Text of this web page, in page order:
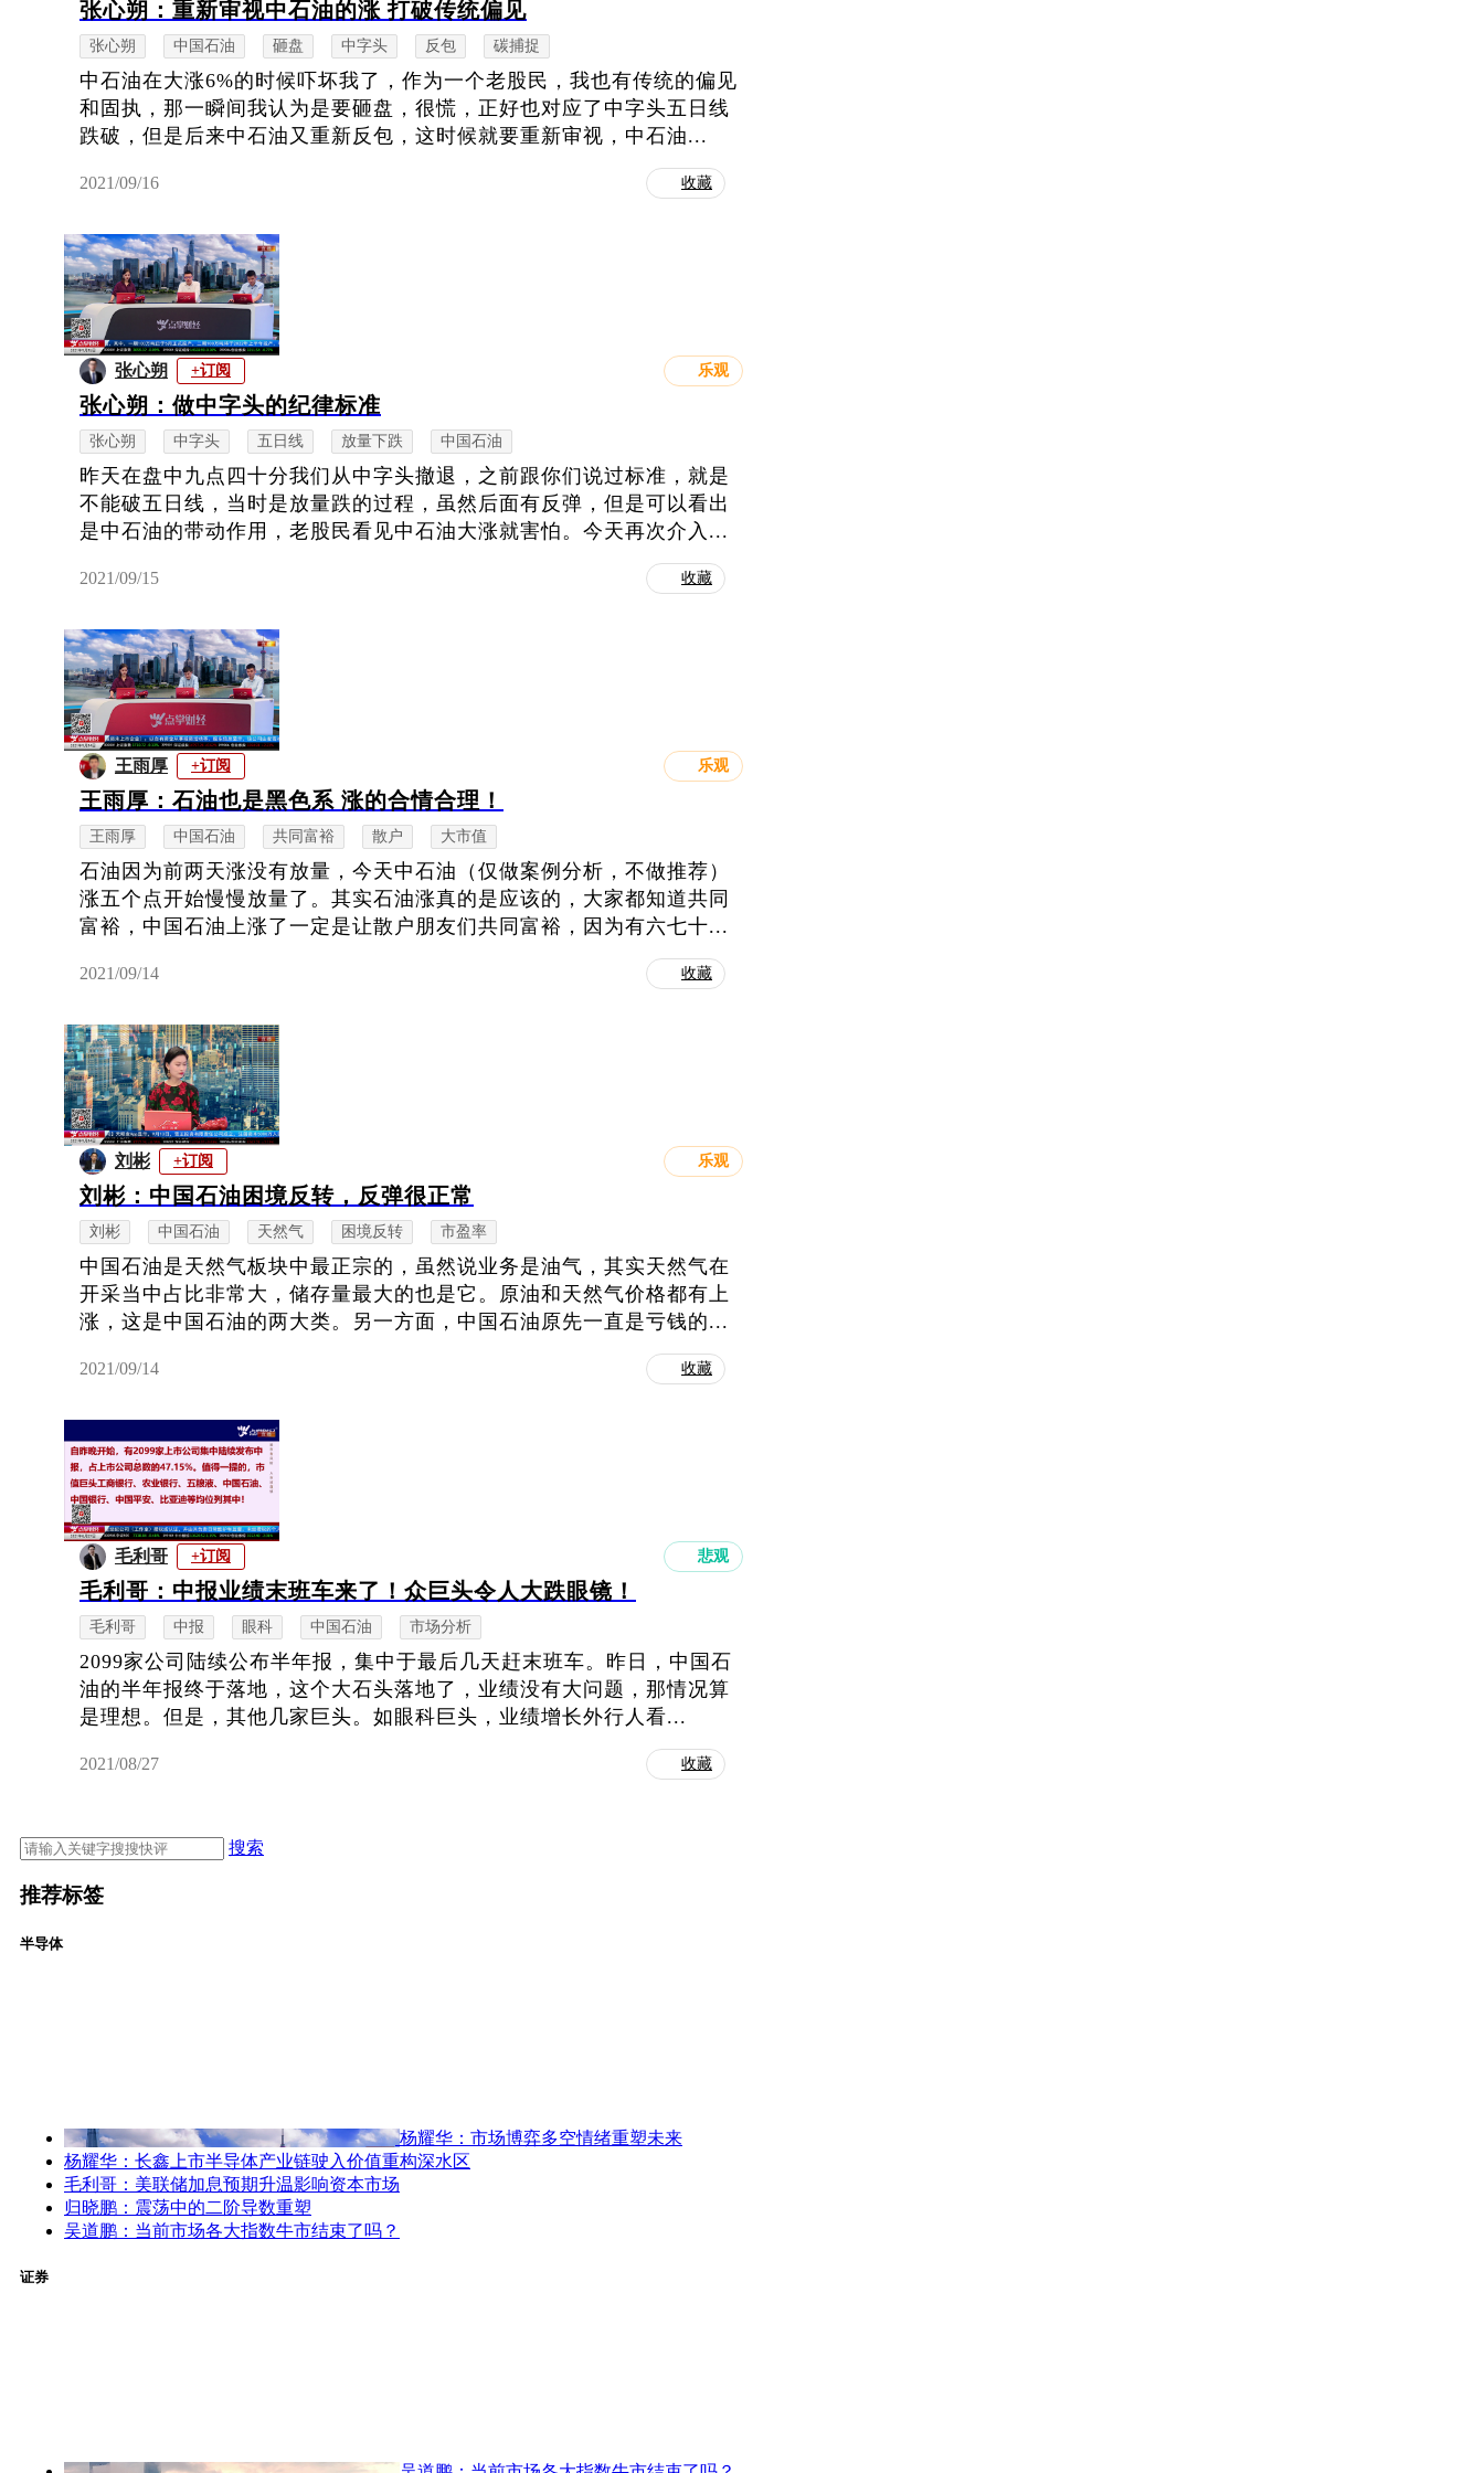
张心朔：重新审视中石油的涨 打破传统偏见
张心朔 中国石油 砸盘 中字头 反包 碳捕捉
中石油在大涨6%的时候吓坏我了，作为一个老股民，我也有传统的偏见
和固执，那一瞬间我认为是要砸盘，很慌，正好也对应了中字头五日线
跌破，但是后来中石油又重新反包，这时候就要重新审视，中石油...
2021/09/16 收藏
张心朔 +订阅 乐观
张心朔：做中字头的纪律标准
张心朔 中字头 五日线 放量下跌 中国石油
昨天在盘中九点四十分我们从中字头撤退，之前跟你们说过标准，就是
不能破五日线，当时是放量跌的过程，虽然后面有反弹，但是可以看出
是中石油的带动作用，老股民看见中石油大涨就害怕。今天再次介入...
2021/09/15 收藏
王雨厚 +订阅 乐观
王雨厚：石油也是黑色系 涨的合情合理！
王雨厚 中国石油 共同富裕 散户 大市值
石油因为前两天涨没有放量，今天中石油（仅做案例分析，不做推荐）
涨五个点开始慢慢放量了。其实石油涨真的是应该的，大家都知道共同
富裕，中国石油上涨了一定是让散户朋友们共同富裕，因为有六七十...
2021/09/14 收藏
刘彬 +订阅 乐观
刘彬：中国石油困境反转，反弹很正常
刘彬 中国石油 天然气 困境反转 市盈率
中国石油是天然气板块中最正宗的，虽然说业务是油气，其实天然气在
开采当中占比非常大，储存量最大的也是它。原油和天然气价格都有上
涨，这是中国石油的两大类。另一方面，中国石油原先一直是亏钱的...
2021/09/14 收藏
毛利哥 +订阅 悲观
毛利哥：中报业绩末班车来了！众巨头令人大跌眼镜！
毛利哥 中报 眼科 中国石油 市场分析
2099家公司陆续公布半年报，集中于最后几天赶末班车。昨日，中国石
油的半年报终于落地，这个大石头落地了，业绩没有大问题，那情况算
是理想。但是，其他几家巨头。如眼科巨头，业绩增长外行人看...
2021/08/27 收藏
搜索
推荐标签
半导体
杨耀华：市场博弈多空情绪重塑未来
杨耀华：长鑫上市半导体产业链驶入价值重构深水区
毛利哥：美联储加息预期升温影响资本市场
归晓鹏：震荡中的二阶导数重塑
吴道鹏：当前市场各大指数牛市结束了吗？
证券